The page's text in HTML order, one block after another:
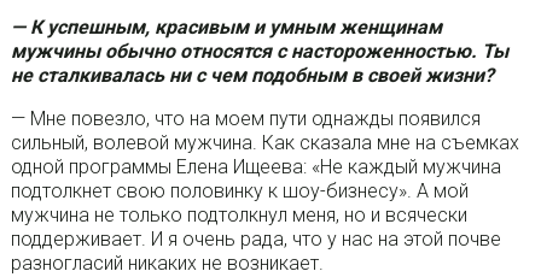
— К успешным, красивым и умным женщинам
мужчины обычно относятся с настороженностью. Ты
не сталкивалась ни с чем подобным в своей жизни?
— Мне повезло, что на моем пути однажды появился
сильный, волевой мужчина. Как сказала мне на съемках
одной программы Елена Ищеева: «Не каждый мужчина
подтолкнет свою половинку к шоу-бизнесу». А мой
мужчина не только подтолкнул меня, но и всячески
поддерживает. И я очень рада, что у нас на этой почве
разногласий никаких не возникает.